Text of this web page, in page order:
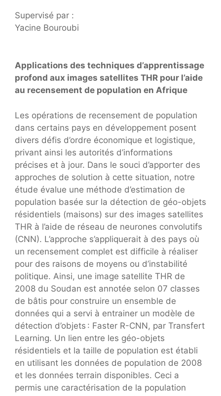
Supervisé par :
Yacine Bouroubi
Applications des techniques d’apprentissage
profond aux images satellites THR pour l’aide
au recensement de population en Afrique
Les opérations de recensement de population
dans certains pays en développement posent
divers défis d’ordre économique et logistique,
privant ainsi les autorités d’informations
précises et à jour. Dans le souci d’apporter des
approches de solution à cette situation, notre
étude évalue une méthode d’estimation de
population basée sur la détection de géo-objets
résidentiels (maisons) sur des images satellites
THR à l’aide de réseau de neurones convolutifs
(CNN). L’approche s’appliquerait à des pays où
un recensement complet est difficile à réaliser
pour des raisons de moyens ou d’instabilité
politique. Ainsi, une image satellite THR de
2008 du Soudan est annotée selon 07 classes
de bâtis pour construire un ensemble de
données qui a servi à entrainer un modèle de
détection d’objets : Faster R-CNN, par Transfert
Learning. Un lien entre les géo-objets
résidentiels et la taille de population est établi
en utilisant les données de population de 2008
et les données terrain disponibles. Ceci a
permis une caractérisation de la population